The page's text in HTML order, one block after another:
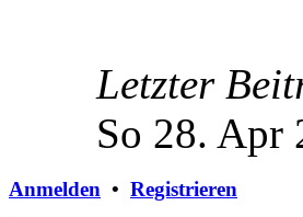
Letzter
So 28. Apr
Anmelden • Registrieren